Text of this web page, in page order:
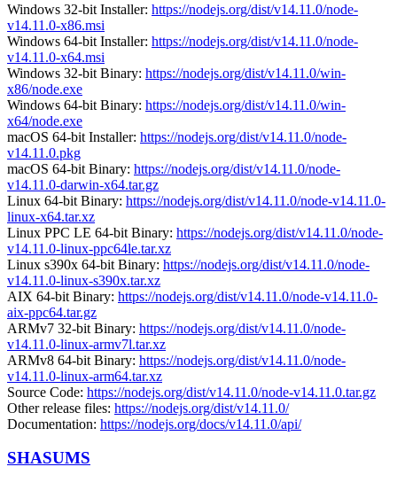
Windows 32-bit Installer: https://nodejs.org/dist/v14.11.0/node-
v14.11.0-x86.msi
Windows 64-bit Installer: https://nodejs.org/dist/v14.11.0/node-
v14.11.0-x64.msi
Windows 32-bit Binary: https://nodejs.org/dist/v14.11.0/win-
x86/node.exe
Windows 64-bit Binary: https://nodejs.org/dist/v14.11.0/win-
x64/node.exe
macOS 64-bit Installer: https://nodejs.org/dist/v14.11.0/node-
v14.11.0.pkg
macOS 64-bit Binary: https://nodejs.org/dist/v14.11.0/node-
v14.11.0-darwin-x64.tar.gz
Linux 64-bit Binary: https://nodejs.org/dist/v14.11.0/node-v14.11.0-
linux-x64.tar.xz
Linux PPC LE 64-bit Binary: https://nodejs.org/dist/v14.11.0/node-
v14.11.0-linux-ppc64le.tar.xz
Linux s390x 64-bit Binary: https://nodejs.org/dist/v14.11.0/node-
v14.11.0-linux-s390x.tar.xz
AIX 64-bit Binary: https://nodejs.org/dist/v14.11.0/node-v14.11.0-
aix-ppc64.tar.gz
ARMv7 32-bit Binary: https://nodejs.org/dist/v14.11.0/node-
v14.11.0-linux-armv7l.tar.xz
ARMv8 64-bit Binary: https://nodejs.org/dist/v14.11.0/node-
v14.11.0-linux-arm64.tar.xz
Source Code: https://nodejs.org/dist/v14.11.0/node-v14.11.0.tar.gz
Other release files: https://nodejs.org/dist/v14.11.0/
Documentation: https://nodejs.org/docs/v14.11.0/api/
SHASUMS